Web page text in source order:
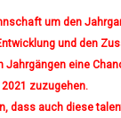
um den
und den
Jahrgängen eine
zuzugehen.
dass auch diese